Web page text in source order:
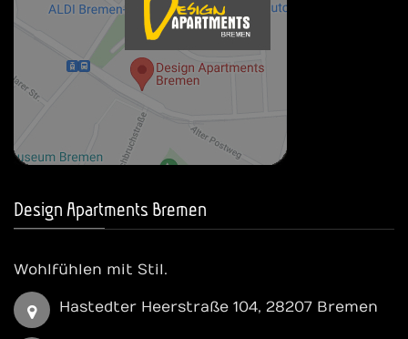
Design Apartments Bremen
Wohlfühlen mit Stil.
Hastedter Heerstraße 104, 28207 Bremen